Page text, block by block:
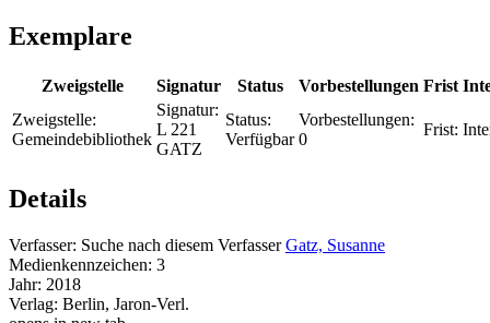
Exemplare
Zweigstelle Signatur Status Vorbestellungen Frist
Zweigstelle:
Gemeindebibliothek
Signatur:
L 221
GATZ
Status:
Verfügbar
Vorbestellungen:
0
Frist:
Details
Verfasser: Suche nach diesem Verfasser Gatz, Susanne
Medienkennzeichen: 3
Jahr: 2018
Verlag: Berlin, Jaron-Verl.